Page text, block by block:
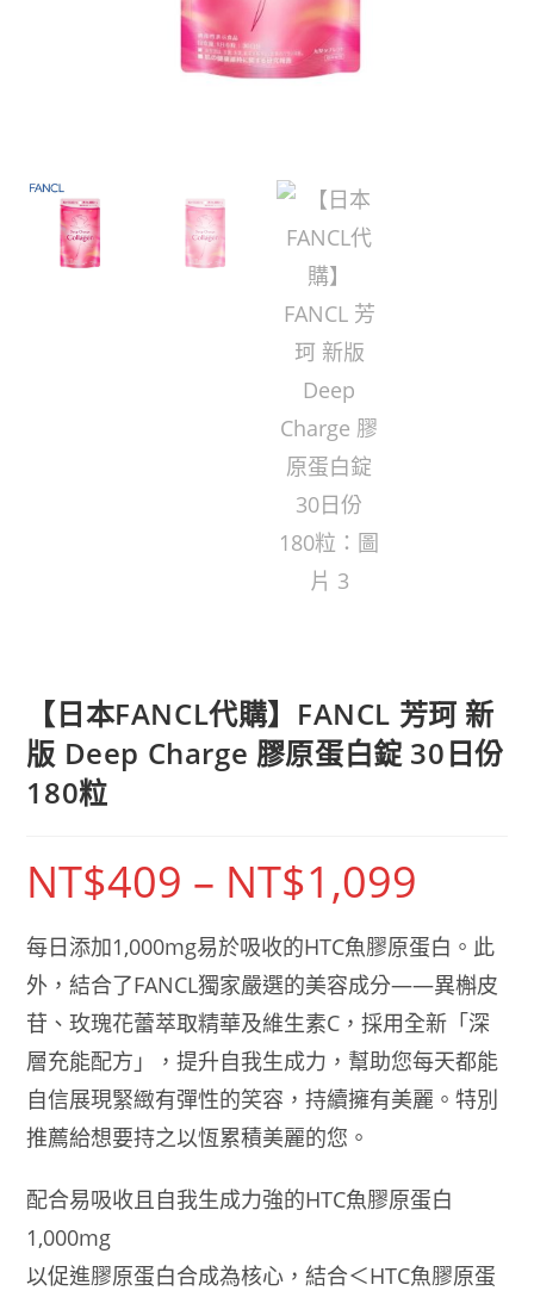
【日本FANCL代購】FANCL 芳珂 新
版 Deep Charge 膠原蛋白錠 30日份
180粒
NT$409 – NT$1,099
NT$409
到
每日添加1,000mg易於吸收的HTC魚膠原蛋白。此
外，結合了FANCL獨家嚴選的美容成分——異槲皮
苷、玫瑰花蕾萃取精華及維生素C，採用全新「深
層充能配方」，提升自我生成力，幫助您每天都能
自信展現緊緻有彈性的笑容，持續擁有美麗。特別
推薦給想要持之以恆累積美麗的您。
配合易吸收且自我生成力強的HTC魚膠原蛋白
1,000mg
以促進膠原蛋白合成為核心，結合＜HTC魚膠原蛋